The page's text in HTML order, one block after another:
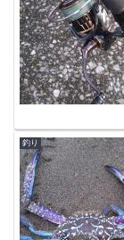
釣り